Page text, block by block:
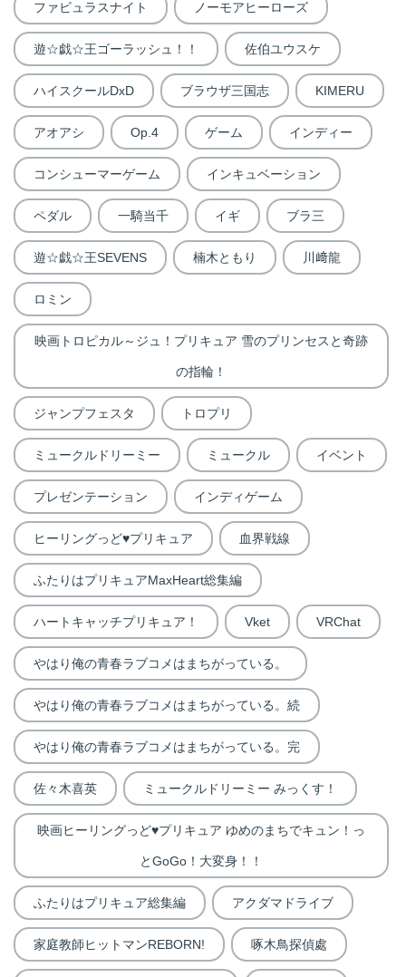
ファビュラスナイト ノーモアヒーローズ
遊☆戯☆王ゴーラッシュ！！ 佐伯ユウスケ
ハイスクールDxD ブラウザ三国志 KIMERU
アオアシ Op.4 ゲーム インディー
コンシューマーゲーム インキュベーション
ペダル 一騎当千 イギ ブラ三
遊☆戯☆王SEVENS 楠木ともり 川﨑龍
ロミン
映画トロピカル～ジュ！プリキュア 雪のプリンセスと奇跡
の指輪！
ジャンプフェスタ トロプリ
ミュークルドリーミー ミュークル イベント
プレゼンテーション インディゲーム
ヒーリングっど♥プリキュア 血界戦線
ふたりはプリキュアMaxHeart総集編
ハートキャッチプリキュア！ Vket VRChat
やはり俺の青春ラブコメはまちがっている。
やはり俺の青春ラブコメはまちがっている。続
やはり俺の青春ラブコメはまちがっている。完
佐々木喜英 ミュークルドリーミー みっくす！
映画ヒーリングっど♥プリキュア ゆめのまちでキュン！っ
とGoGo！大変身！！
ふたりはプリキュア総集編 アクダマドライブ
家庭教師ヒットマンREBORN! 啄木鳥探偵處